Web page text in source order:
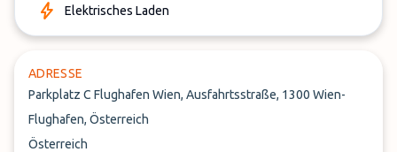
Elektrisches Laden
ADRESSE
Parkplatz C Flughafen Wien, Ausfahrtsstraße, 1300 Wien-
Flughafen, Österreich
Österreich